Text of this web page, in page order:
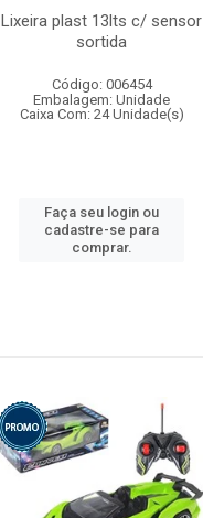
Lixeira plast 13lts c/ sensor
sortida
Código: 006454
Embalagem: Unidade
Caixa Com: 24 Unidade(s)
Faça seu login ou
cadastre-se para
comprar.